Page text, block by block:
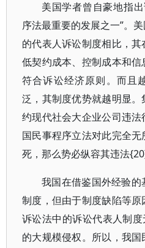
美国学者曾自豪地指
序法最重要的发展之一”。
的代表人诉讼制度相比，
低契约成本、控制成本和
符合诉讼经济原则。而且
泛，其制度优势就越明显
约现代社会大企业公司违
国民事程序立法对此完全
死，那么势必纵容其违法{20}
我国在借鉴国外经验
制度，但由于制度缺陷等
诉讼法中的诉讼代表人制
的大规模侵权。所以，我